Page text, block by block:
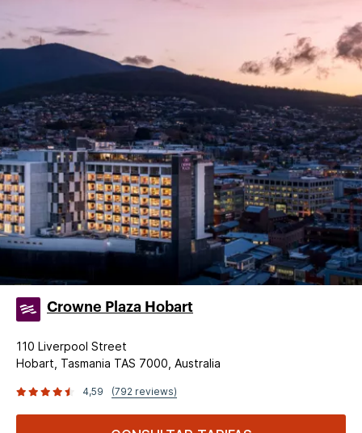
Crowne Plaza Hobart
110 Liverpool Street
Hobart, Tasmania TAS 7000, Australia
4,59 (792 reviews)